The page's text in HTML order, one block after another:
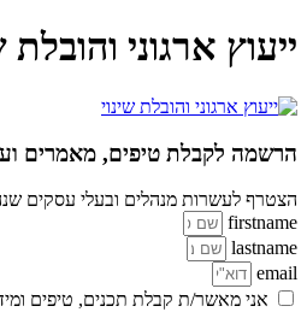
ייעוץ ארגוני והובלת
הרשמה לקבלת טיפים, מאמרים
הצטרף לעשרות מנהלים ובעלי עסקים
firstname
lastname
email
אני מאשר/ת קבלת תכנים, טיפים